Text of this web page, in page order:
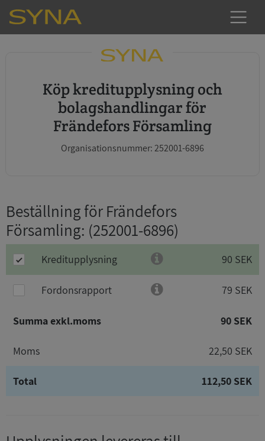
Köp kreditupplysning och
bolagshandlingar för
Frändefors Församling
Organisationsnummer: 252001-6896
Beställning för Frändefors
Församling: (252001-6896)
Kreditupplysning 90 SEK
Fordonsrapport 79 SEK
Summa exkl.moms 90 SEK
Moms 22,50 SEK
Total 112,50 SEK